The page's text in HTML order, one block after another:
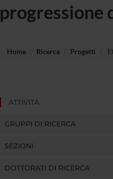
progressione
Home Ricerca Progetti
ATTIVITÀ
GRUPPI DI RICERCA
SEZIONI
DOTTORATI DI RICERCA